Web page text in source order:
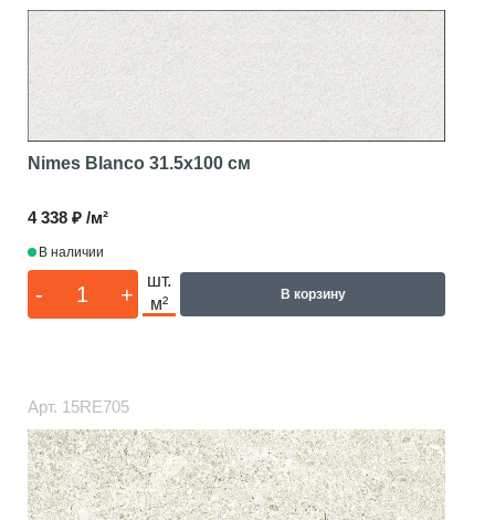
Nimes Blanco 31.5x100 см
4 338 ₽ /м²
В наличии
- +
шт.
м²
В корзину
Арт. 15RE705